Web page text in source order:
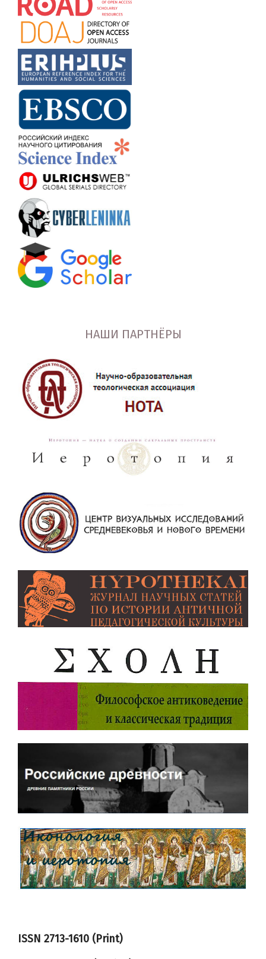
НАШИ ПАРТНЁРЫ
ISSN 2713-1610 (Print)